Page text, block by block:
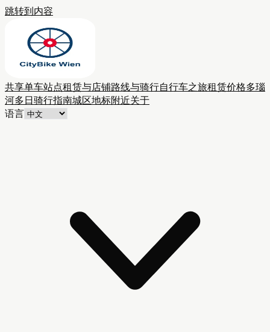
跳转到内容
共享单车站点租赁与店铺路线与骑行自行车之旅租赁价格多瑙
河多日骑行指南城区地标附近关于
语言